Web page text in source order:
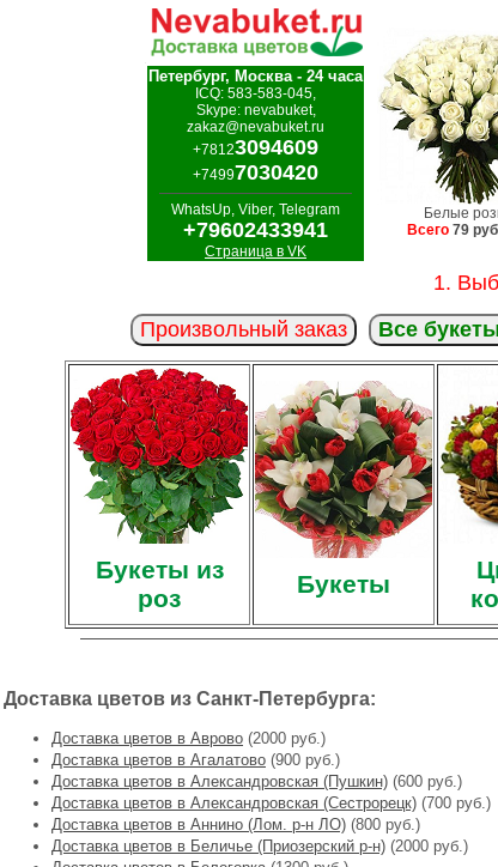
Петербург, Москва - 24 часа
ICQ: 583-583-045,
Skype: nevabuket,
zakaz@nevabuket.ru
+78123094609
+74997030420
WhatsUp, Viber, Telegram
+79602433941
Страница в VK
Белые
Всего 79
1.
Произвольный заказ
Все
Букеты из
роз
Букеты
Доставка цветов из Санкт-Петербурга:
Доставка цветов в Аврово (2000 руб.)
Доставка цветов в Агалатово (900 руб.)
Доставка цветов в Александровская (Пушкин) (600 руб.)
Доставка цветов в Александровская (Сестрорецк) (700 руб.)
Доставка цветов в Аннино (Лом. р-н ЛО) (800 руб.)
Доставка цветов в Беличье (Приозерский р-н) (2000 руб.)